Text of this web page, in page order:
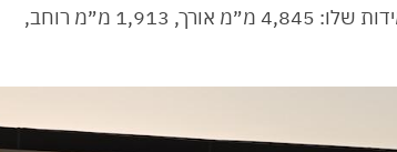
570 ליטר, לצד תא מטען קדמי בנפח 128 ליטר. שאר המידות שלו: 4,845 מ״מ אורך, 1,913 מ״מ רוחב,